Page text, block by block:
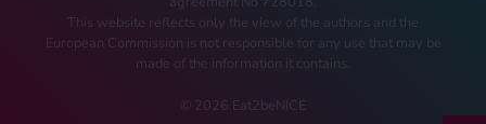
This website reflects only the view of the authors and the
European Commission is not responsible for any use that may be
made of the information it contains.
© 2026 Eat2beNICE